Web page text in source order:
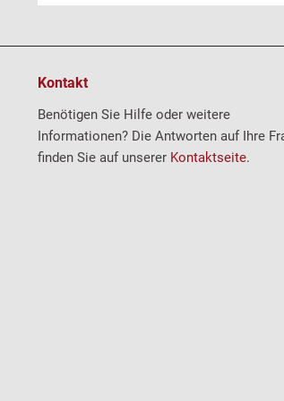
Kontakt
Benötigen Sie Hilfe oder weitere
Informationen? Die Antworten auf Ihre
finden Sie auf unserer Kontaktseite.